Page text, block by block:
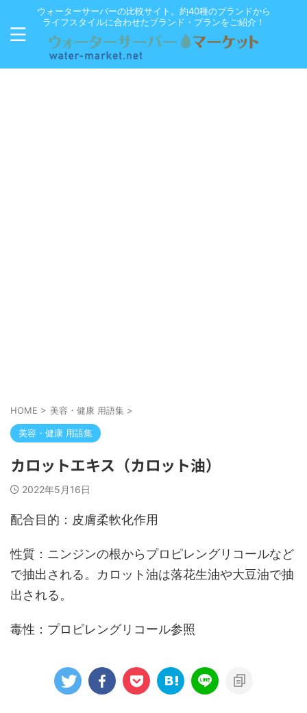
ウォーターサーバーの比較サイト。約40種のブランドから
ライフスタイルに合わせたブランド・プランをご紹介！
HOME > 美容・健康 用語集 >
美容・健康 用語集
カロットエキス（カロット油）
2022年5月16日
配合目的：皮膚柔軟化作用
性質：ニンジンの根からプロピレングリコールなど
で抽出される。カロット油は落花生油や大豆油で抽
出される。
毒性：プロピレングリコール参照